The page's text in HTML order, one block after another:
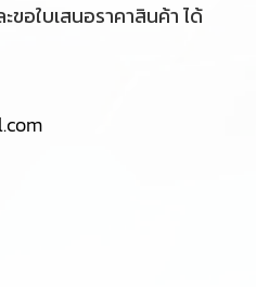
อใบเสนอราคาสินค้า ได้